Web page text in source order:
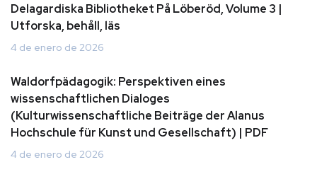
Delagardiska Bibliotheket På Löberöd, Volume 3 |
Utforska, behåll, läs
4 de enero de 2026
Waldorfpädagogik: Perspektiven eines
wissenschaftlichen Dialoges
(Kulturwissenschaftliche Beiträge der Alanus
Hochschule für Kunst und Gesellschaft) | PDF
4 de enero de 2026